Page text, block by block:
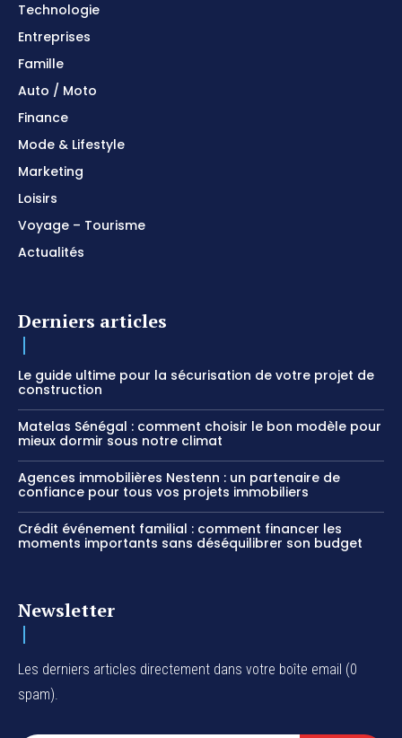
Technologie
Entreprises
Famille
Auto / Moto
Finance
Mode & Lifestyle
Marketing
Loisirs
Voyage – Tourisme
Actualités
Derniers articles
Le guide ultime pour la sécurisation de votre projet de
construction
Matelas Sénégal : comment choisir le bon modèle pour
mieux dormir sous notre climat
Agences immobilières Nestenn : un partenaire de
confiance pour tous vos projets immobiliers
Crédit événement familial : comment financer les
moments importants sans déséquilibrer son budget
Newsletter
Les derniers articles directement dans votre boîte email (0
spam).